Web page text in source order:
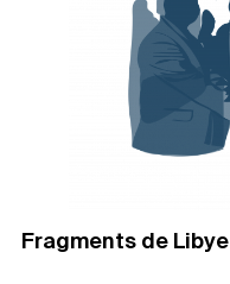
Fragments de Libye